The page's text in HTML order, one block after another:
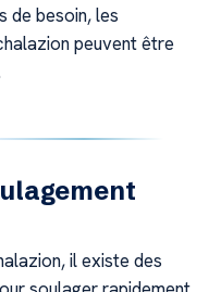
de besoin, les
peuvent être
il existe des